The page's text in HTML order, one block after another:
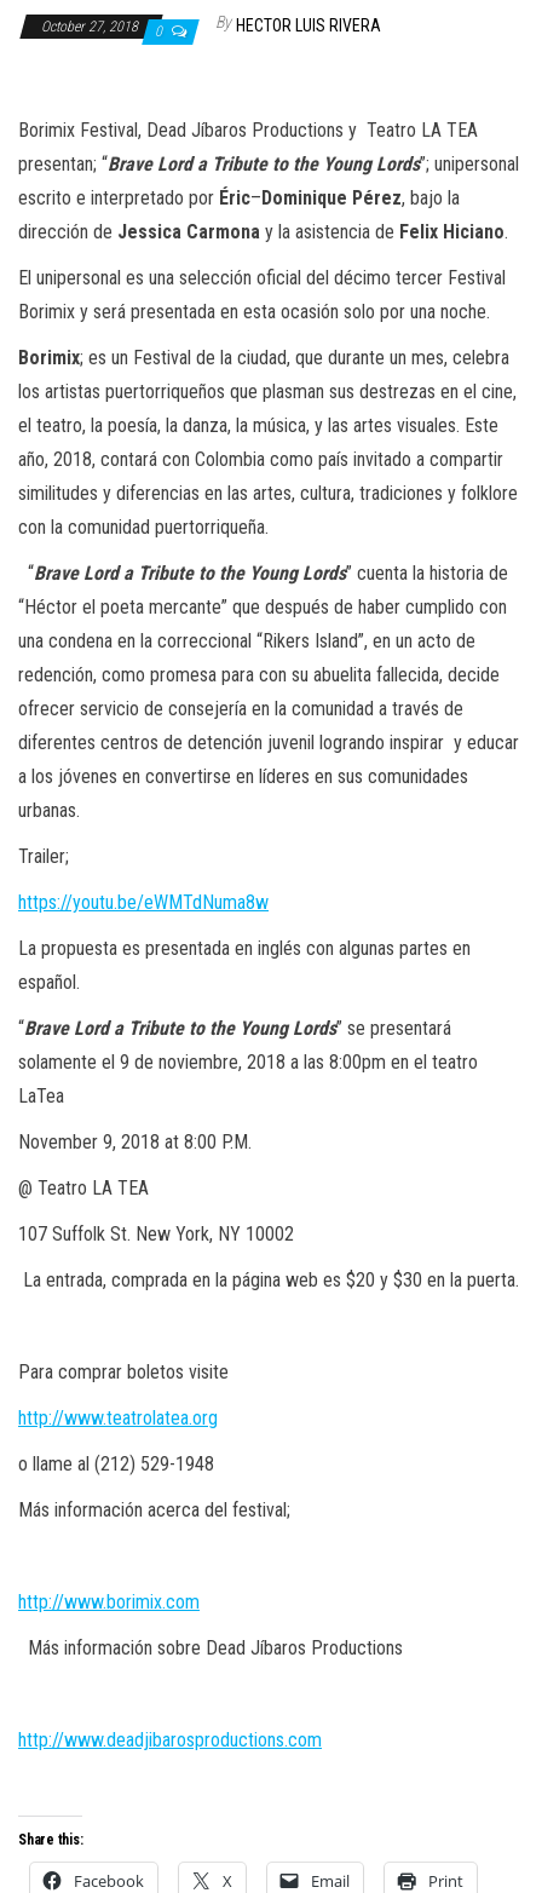
October 27, 2018 0 By HECTOR LUIS RIVERA
Borimix Festival, Dead Jíbaros Productions y Teatro LA TEA
presentan; “Brave Lord a Tribute to the Young Lords”; unipersonal
escrito e interpretado por Éric–Dominique Pérez, bajo la
dirección de Jessica Carmona y la asistencia de Felix Hiciano.
El unipersonal es una selección oficial del décimo tercer Festival
Borimix y será presentada en esta ocasión solo por una noche.
Borimix; es un Festival de la ciudad, que durante un mes, celebra
los artistas puertorriqueños que plasman sus destrezas en el cine,
el teatro, la poesía, la danza, la música, y las artes visuales. Este
año, 2018, contará con Colombia como país invitado a compartir
similitudes y diferencias en las artes, cultura, tradiciones y folklore
con la comunidad puertorriqueña.
“Brave Lord a Tribute to the Young Lords” cuenta la historia de
“Héctor el poeta mercante” que después de haber cumplido con
una condena en la correccional “Rikers Island”, en un acto de
redención, como promesa para con su abuelita fallecida, decide
ofrecer servicio de consejería en la comunidad a través de
diferentes centros de detención juvenil logrando inspirar y educar
a los jóvenes en convertirse en líderes en sus comunidades
urbanas.
Trailer;
https://youtu.be/eWMTdNuma8w
La propuesta es presentada en inglés con algunas partes en
español.
“Brave Lord a Tribute to the Young Lords” se presentará
solamente el 9 de noviembre, 2018 a las 8:00pm en el teatro
LaTea
November 9, 2018 at 8:00 P.M.
@ Teatro LA TEA
107 Suffolk St. New York, NY 10002
La entrada, comprada en la página web es $20 y $30 en la puerta.
Para comprar boletos visite
http://www.teatrolatea.org
o llame al (212) 529-1948
Más información acerca del festival;
http://www.borimix.com
Más información sobre Dead Jíbaros Productions
http://www.deadjibarosproductions.com
Share this:
Facebook X Email Print